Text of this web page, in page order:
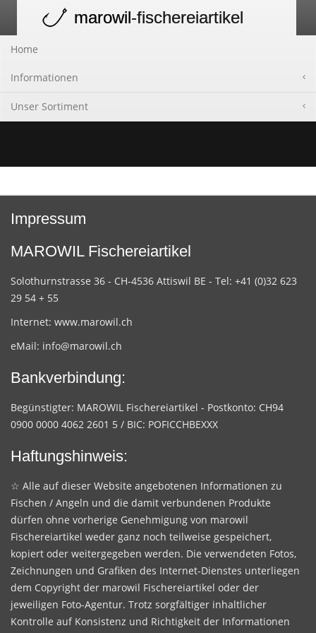
navigation
marowil-fischereiartikel
Home
Informationen
Unser Sortiment
Impressum
MAROWIL Fischereiartikel
Solothurnstrasse 36 - CH-4536 Attiswil BE - Tel: +41 (0)32 623
29 54 + 55
Internet: www.marowil.ch
eMail: info@marowil.ch
Bankverbindung:
Begünstigter: MAROWIL Fischereiartikel - Postkonto: CH94
0900 0000 4062 2601 5 / BIC: POFICCHBEXXX
Haftungshinweis:
☆ Alle auf dieser Website angebotenen Informationen zu
Fischen / Angeln und die damit verbundenen Produkte
dürfen ohne vorherige Genehmigung von marowil
Fischereiartikel weder ganz noch teilweise gespeichert,
kopiert oder weitergegeben werden. Die verwendeten Fotos,
Zeichnungen und Grafiken des Internet-Dienstes unterliegen
dem Copyright der marowil Fischereiartikel oder der
jeweiligen Foto-Agentur. Trotz sorgfältiger inhaltlicher
Kontrolle auf Konsistenz und Richtigkeit der Informationen